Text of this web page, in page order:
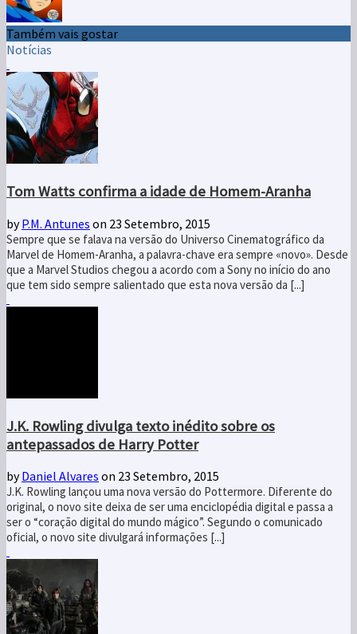
Também vais gostar
Notícias
Tom Watts confirma a idade de Homem-Aranha
byP.M. Antunes on 23 Setembro, 2015
Sempre que se falava na versão do Universo Cinematográfico da
Marvel de Homem-Aranha, a palavra-chave era sempre «novo». Desde
que a Marvel Studios chegou a acordo com a Sony no início do ano
que tem sido sempre salientado que esta nova versão da [...]
J.K. Rowling divulga texto inédito sobre os
antepassados de Harry Potter
byDaniel Alvares on 23 Setembro, 2015
J.K. Rowling lançou uma nova versão do Pottermore. Diferente do
original, o novo site deixa de ser uma enciclopédia digital e passa a
ser o “coração digital do mundo mágico”. Segundo o comunicado
oficial, o novo site divulgará informações [...]